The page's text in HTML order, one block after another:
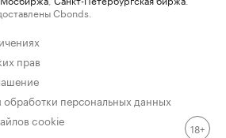
Cbonds.
прав
персональных данных
cookie
18+